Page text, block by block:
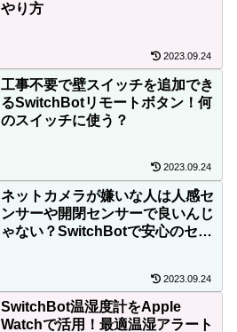
やり方
2023.09.24
工事不要で壁スイッチを追加でき
るSwitchBotリモートボタン！何
のスイッチに使う？
2023.09.24
ネットカメラが嫌いな人は人感セ
ンサーや開閉センサーで良いんじ
ゃない？SwitchBotで安心のセキ
2023.09.24
SwitchBot温湿度計をApple
Watchで活用！最適温湿アラート